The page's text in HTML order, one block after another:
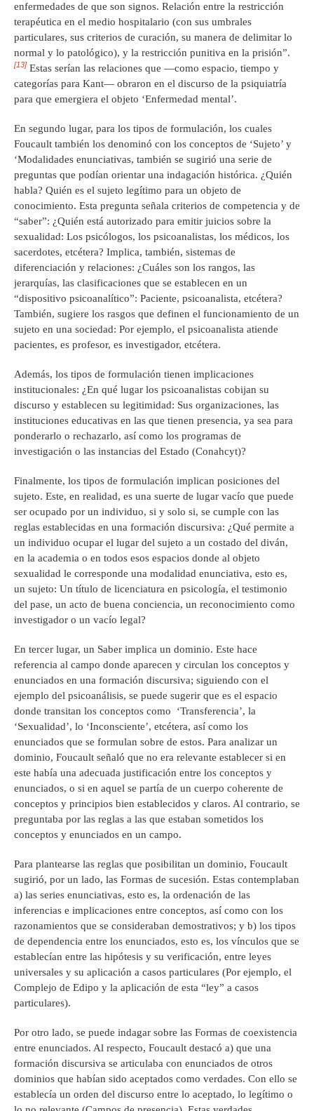
enfermedades de que son signos. Relación entre la restricción
terapéutica en el medio hospitalario (con sus umbrales
particulares, sus criterios de curación, su manera de delimitar lo
normal y lo patológico), y la restricción punitiva en la prisión”.
[13] Estas serían las relaciones que —como espacio, tiempo y
categorías para Kant— obraron en el discurso de la psiquiatría
para que emergiera el objeto ‘Enfermedad mental’.
En segundo lugar, para los tipos de formulación, los cuales
Foucault también los denominó con los conceptos de ‘Sujeto’ y
‘Modalidades enunciativas, también se sugirió una serie de
preguntas que podían orientar una indagación histórica. ¿Quién
habla? Quién es el sujeto legítimo para un objeto de
conocimiento. Esta pregunta señala criterios de competencia y de
“saber”: ¿Quién está autorizado para emitir juicios sobre la
sexualidad: Los psicólogos, los psicoanalistas, los médicos, los
sacerdotes, etcétera? Implica, también, sistemas de
diferenciación y relaciones: ¿Cuáles son los rangos, las
jerarquías, las clasificaciones que se establecen en un
“dispositivo psicoanalítico”: Paciente, psicoanalista, etcétera?
También, sugiere los rasgos que definen el funcionamiento de un
sujeto en una sociedad: Por ejemplo, el psicoanalista atiende
pacientes, es profesor, es investigador, etcétera.
Además, los tipos de formulación tienen implicaciones
institucionales: ¿En qué lugar los psicoanalistas cobijan su
discurso y establecen su legitimidad: Sus organizaciones, las
instituciones educativas en las que tienen presencia, ya sea para
ponderarlo o rechazarlo, así como los programas de
investigación o las instancias del Estado (Conahcyt)?
Finalmente, los tipos de formulación implican posiciones del
sujeto. Este, en realidad, es una suerte de lugar vacío que puede
ser ocupado por un individuo, si y solo si, se cumple con las
reglas establecidas en una formación discursiva: ¿Qué permite a
un individuo ocupar el lugar del sujeto a un costado del diván,
en la academia o en todos esos espacios donde al objeto
sexualidad le corresponde una modalidad enunciativa, esto es,
un sujeto: Un título de licenciatura en psicología, el testimonio
del pase, un acto de buena conciencia, un reconocimiento como
investigador o un vacío legal?
En tercer lugar, un Saber implica un dominio. Este hace
referencia al campo donde aparecen y circulan los conceptos y
enunciados en una formación discursiva; siguiendo con el
ejemplo del psicoanálisis, se puede sugerir que es el espacio
donde transitan los conceptos como ‘Transferencia’, la
‘Sexualidad’, lo ‘Inconsciente’, etcétera, así como los
enunciados que se formulan sobre de estos. Para analizar un
dominio, Foucault señaló que no era relevante establecer si en
este había una adecuada justificación entre los conceptos y
enunciados, o si en aquel se partía de un cuerpo coherente de
conceptos y principios bien establecidos y claros. Al contrario, se
preguntaba por las reglas a las que estaban sometidos los
conceptos y enunciados en un campo.
Para plantearse las reglas que posibilitan un dominio, Foucault
sugirió, por un lado, las Formas de sucesión. Estas contemplaban
a) las series enunciativas, esto es, la ordenación de las
inferencias e implicaciones entre conceptos, así como con los
razonamientos que se consideraban demostrativos; y b) los tipos
de dependencia entre los enunciados, esto es, los vínculos que se
establecían entre las hipótesis y su verificación, entre leyes
universales y su aplicación a casos particulares (Por ejemplo, el
Complejo de Edipo y la aplicación de esta “ley” a casos
particulares).
Por otro lado, se puede indagar sobre las Formas de coexistencia
entre enunciados. Al respecto, Foucault destacó a) que una
formación discursiva se articulaba con enunciados de otros
dominios que habían sido aceptados como verdades. Con ello se
establecía un orden del discurso entre lo aceptado, lo legítimo o